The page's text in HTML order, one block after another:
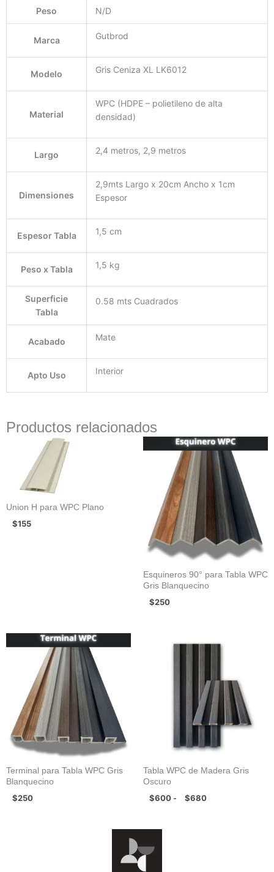
Peso N/D
Marca Gutbrod
Modelo Gris Ceniza XL LK6012
Material
WPC (HDPE – polietileno de alta
densidad)
Largo 2,4 metros, 2,9 metros
Dimensiones
2,9mts Largo x 20cm Ancho x 1cm
Espesor
Espesor Tabla 1,5 cm
Peso x Tabla 1,5 kg
Superficie
Tabla
0.58 mts Cuadrados
Acabado Mate
Apto Uso Interior
Productos relacionados
Union H para WPC Plano
$155
Esquineros 90° para Tabla WPC
Gris Blanquecino
$250
Terminal para Tabla WPC Gris
Blanquecino
$250
Tabla WPC de Madera Gris
Oscuro
$600 - $680
de
hasta
$680